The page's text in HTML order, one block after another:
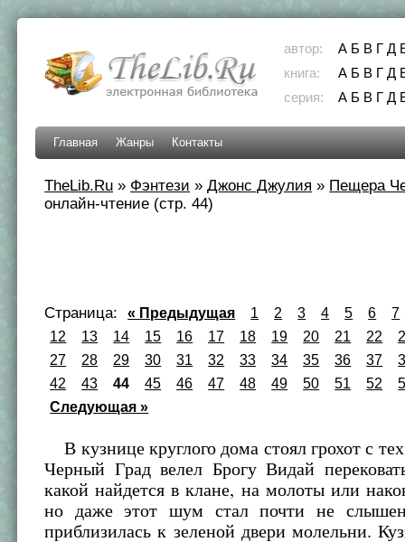
автор: А Б В Г Д
книга:
А Б В Г Д
серия:
А Б В Г Д
Главная Жанры Контакты
TheLib.Ru » Фэнтези »Джонс Джулия » Пещера
онлайн-чтение (стр. 44)
Страница: « Предыдущая 1 2 3 4 5 6
7
12
13 14 15 16 17 18 19 20 21 22
27
28 29 30 31 32 33 34 35 36 37
42
43 44 45 46 47 48 49 50 51 52
Следующая »
В кузнице круглого дома стоял грохот с
Черный Град велел Брогу Видай
какой найдется в клане, на молоты или
но даже этот шум стал почти не
приблизилась к зеленой двери молельни.